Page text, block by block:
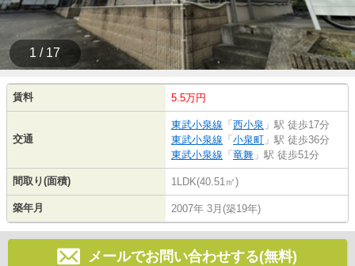
1 / 17
賃料 5.5万円
交通
東武小泉線 「 西小泉 」駅 徒歩17分
東武小泉線 「 小泉町 」駅 徒歩36分
東武小泉線 「 竜舞 」駅 徒歩51分
間取り(面積) 1LDK(40.51㎡)
築年月 2007年 3月(築19年)
メールでお問い合わせする(無料)